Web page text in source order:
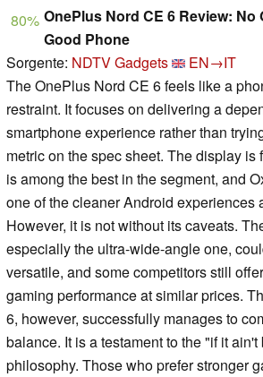
80% OnePlus Nord CE 6 Review: No
Good Phone
Sorgente: NDTV Gadgets
EN→IT
The OnePlus Nord CE 6 feels like a
restraint. It focuses on delivering a
smartphone experience rather than
metric on the spec sheet. The display is
is among the best in the segment, and
one of the cleaner Android experiences
However, it is not without its caveats.
especially the ultra-wide-angle one,
versatile, and some competitors still
gaming performance at similar prices.
6, however, successfully manages to
balance. It is a testament to the "if it
philosophy. Those who prefer stronger